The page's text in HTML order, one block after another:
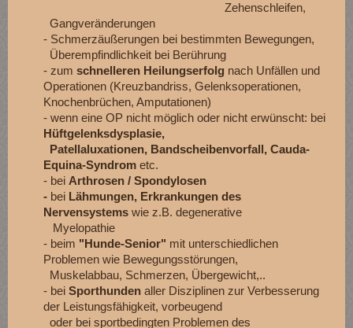
Zehenschleifen,
Gangveränderungen
- Schmerzäußerungen bei bestimmten Bewegungen,
Überempfindlichkeit bei Berührung
- zum schnelleren Heilungserfolg nach Unfällen und
Operationen (Kreuzbandriss, Gelenksoperationen,
Knochenbrüchen, Amputationen)
- wenn eine OP nicht möglich oder nicht erwünscht: bei
Hüftgelenksdysplasie,
Patellaluxationen, Bandscheibenvorfall, Cauda-
Equina-Syndrom etc.
- bei Arthrosen / Spondylosen
- bei Lähmungen, Erkrankungen des
Nervensystems wie z.B. degenerative
Myelopathie
- beim "Hunde-Senior" mit unterschiedlichen
Problemen wie Bewegungsstörungen,
Muskelabbau, Schmerzen, Übergewicht,..
- bei Sporthunden aller Disziplinen zur Verbesserung
der Leistungsfähigkeit, vorbeugend
oder bei sportbedingten Problemen des